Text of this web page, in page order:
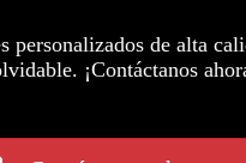
personalizados de alta
¡Contáctanos